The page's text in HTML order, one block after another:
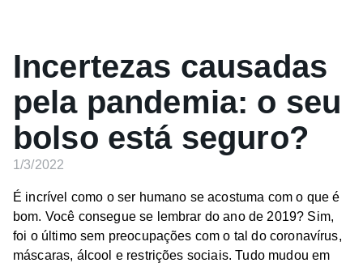
Incertezas causadas
pela pandemia: o seu
bolso está seguro?
1/3/2022
É incrível como o ser humano se acostuma com o que é
bom. Você consegue se lembrar do ano de 2019? Sim,
foi o último sem preocupações com o tal do coronavírus,
máscaras, álcool e restrições sociais. Tudo mudou em